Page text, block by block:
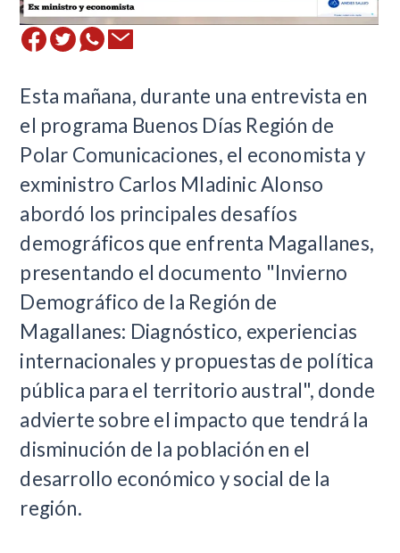
Esta mañana, durante una entrevista en
el programa Buenos Días Región de
Polar Comunicaciones, el economista y
exministro Carlos Mladinic Alonso
abordó los principales desafíos
demográficos que enfrenta Magallanes,
presentando el documento "Invierno
Demográfico de la Región de
Magallanes: Diagnóstico, experiencias
internacionales y propuestas de política
pública para el territorio austral", donde
advierte sobre el impacto que tendrá la
disminución de la población en el
desarrollo económico y social de la
región.